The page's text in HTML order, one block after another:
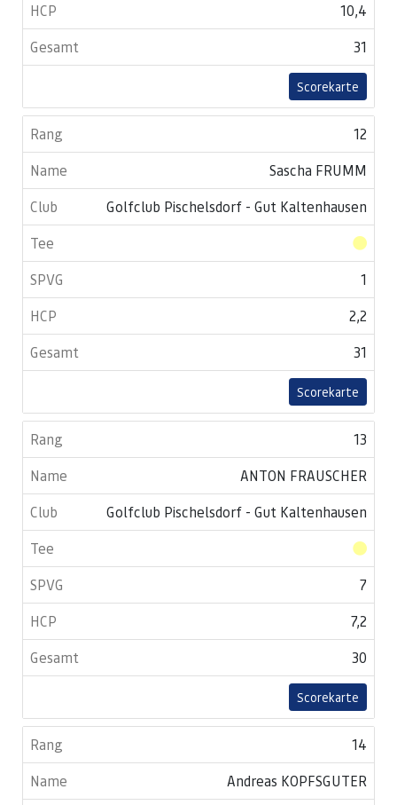
10,4
31
Scorekarte
12
Sascha FRUMM
Golfclub Pischelsdorf - Gut Kaltenhausen
1
2,2
31
Scorekarte
13
ANTON FRAUSCHER
Golfclub Pischelsdorf - Gut Kaltenhausen
7
7,2
30
Scorekarte
14
Andreas KOPFSGUTER